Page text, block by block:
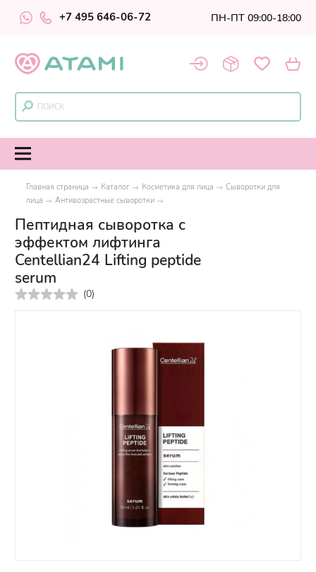
+7 495 646-06-72 ПН-ПТ 09:00-18:00
Главная страница Каталог Косметика для лица
Сыворотки для
лица
Антивозрастные сыворотки
Пептидная сыворотка с
эффектом лифтинга
Centellian24 Lifting peptide
serum
(0)